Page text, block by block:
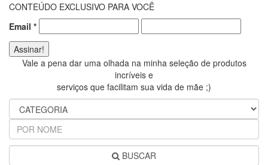
CONTEÚDO EXCLUSIVO PARA VOCÊ
Email *
Vale a pena dar uma olhada na minha seleção de produtos
incríveis e
serviços que facilitam sua vida de mãe ;)
BUSCAR